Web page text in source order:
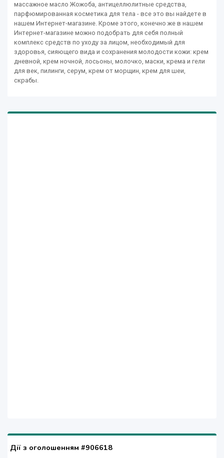
массажное масло Жожоба, антицеллюлитные средства,
парфюмированная косметика для тела - все это вы найдете в
нашем Интернет-магазине. Кроме этого, конечно же в нашем
Интернет-магазине можно подобрать для себя полный
комплекс средств по уходу за лицом, необходимый для
здоровья, сияющего вида и сохранения молодости кожи: крем
дневной, крем ночной, лосьоны, молочко, маски, крема и гели
для век, пилинги, серум, крем от морщин, крем для шеи,
скрабы.
Дії з оголошенням #906618